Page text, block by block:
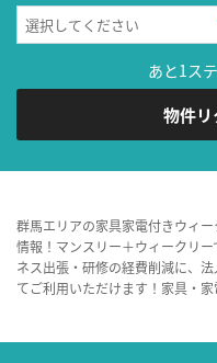
あと1ス
物件リ
群馬エリアの家具家電付きウィ
情報！マンスリー＋ウィークリ
ネス出張・研修の経費削減に、
てご利用いただけます！家具・家